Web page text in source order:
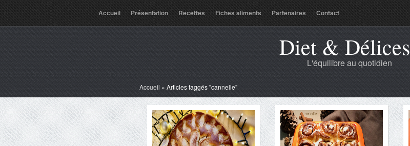
Accueil Présentation Recettes Fiches aliments Partenaires Contact
Diet & Délices
L'équilibre au quotidien
Accueil » Articles taggés "cannelle"